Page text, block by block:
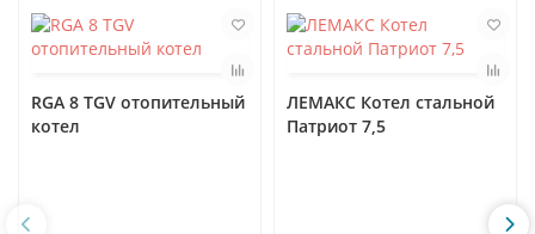
RGA 8 TGV отопительный
котел
ЛЕМАКС Котел стальной
Патриот 7,5